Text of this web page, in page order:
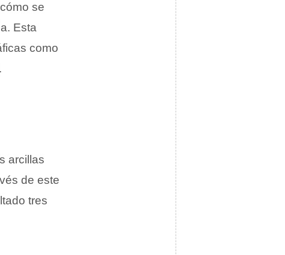
se
Esta
como
arcillas
de este
tres